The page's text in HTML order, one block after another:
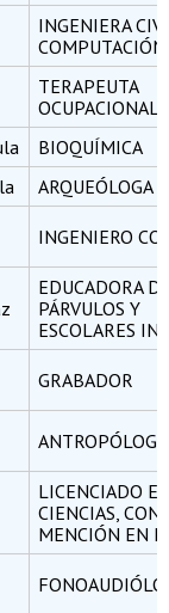
INGENIERA
COMPUTACIÓN
TERAPEUTA
OCUPACIONAL
BIOQUÍMICA
ARQUEÓLOGA
INGENIERO
EDUCADORA
PÁRVULOS Y
ESCOLARES
GRABADOR
LICENCIADO
CIENCIAS, CON
MENCIÓN EN